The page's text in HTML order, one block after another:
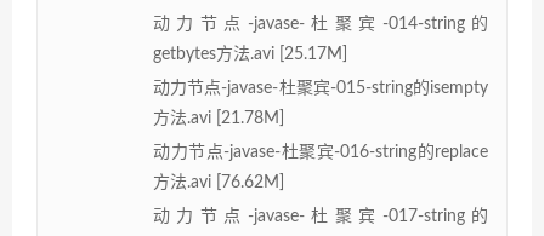
动力节点-javase-杜聚宾-014-string的
getbytes方法.avi [25.17M]
动力节点-javase-杜聚宾-015-string的isempty
方法.avi [21.78M]
动力节点-javase-杜聚宾-016-string的replace
方法.avi [76.62M]
动力节点-javase-杜聚宾-017-string的